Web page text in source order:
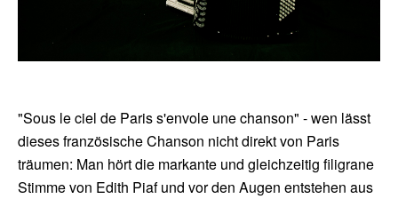
"Sous le ciel de Paris s'envole une chanson" - wen lässt
dieses französische Chanson nicht direkt von Paris
träumen: Man hört die markante und gleichzeitig filigrane
Stimme von Edith Piaf und vor den Augen entstehen aus